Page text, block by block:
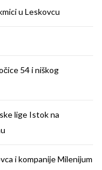
u Leskovcu
54 i niškog
lige Istok na
i kompanije Milenijum